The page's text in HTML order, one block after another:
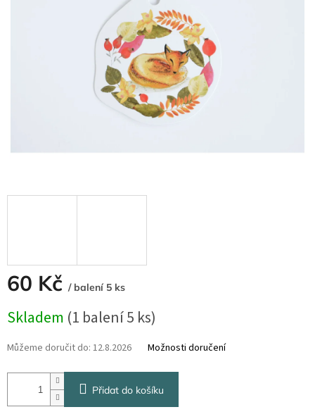
60 Kč / balení 5 ks
cena:
Skladem (1 balení 5 ks)
Můžeme doručit do: 12.8.2026 Možnosti doručení
Přidat do košíku